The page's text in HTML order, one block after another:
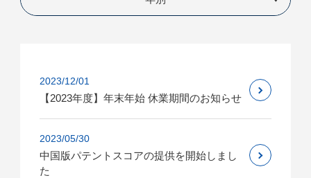
2023/12/01
【2023年度】年末年始 休業期間のお知らせ
2023/05/30
中国版パテントスコアの提供を開始しまし
た